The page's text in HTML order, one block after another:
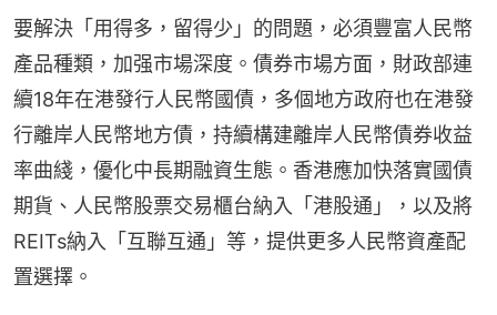
要解決「用得多，留得少」的問題，必須豐富人民幣
產品種類，加强市場深度。債券市場方面，財政部連
續18年在港發行人民幣國債，多個地方政府也在港發
行離岸人民幣地方債，持續構建離岸人民幣債券收益
率曲綫，優化中長期融資生態。香港應加快落實國債
期貨、人民幣股票交易櫃台納入「港股通」，以及將
REITs納入「互聯互通」等，提供更多人民幣資產配
置選擇。